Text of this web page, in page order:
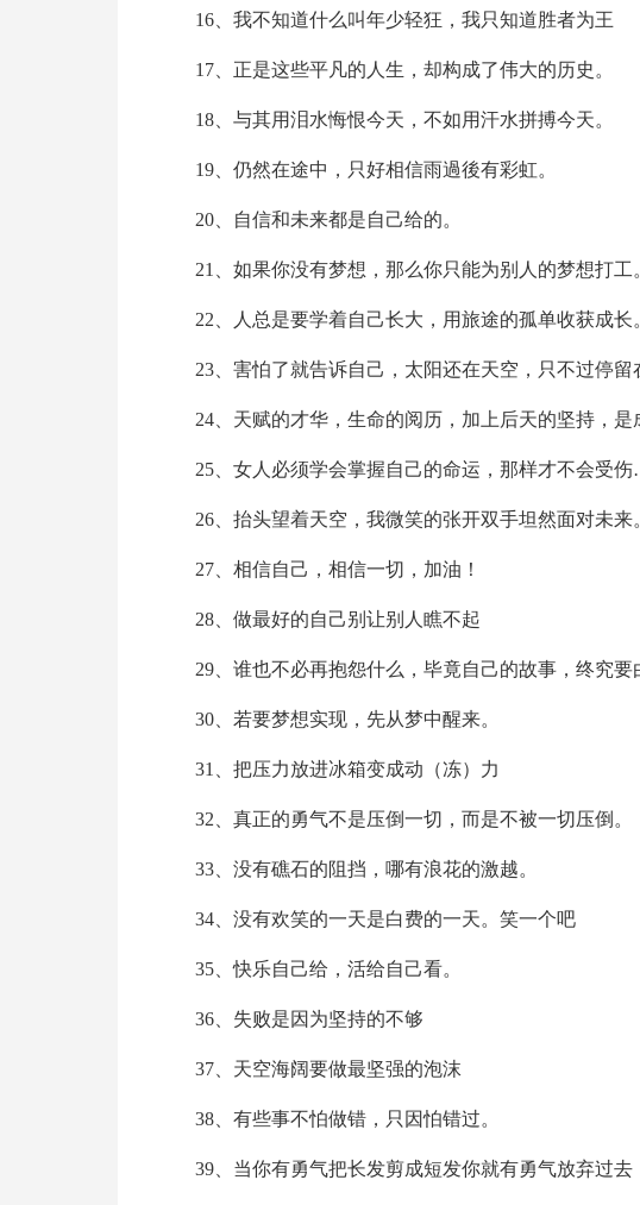
16、我不知道什么叫年少轻狂，我只知道胜者为王
17、正是这些平凡的人生，却构成了伟大的历史。
18、与其用泪水悔恨今天，不如用汗水拼搏今天。
19、仍然在途中，只好相信雨過後有彩虹。
20、自信和未来都是自己给的。
21、如果你没有梦想，那么你只能为别人的梦想打工。
22、人总是要学着自己长大，用旅途的孤单收获成长。
23、害怕了就告诉自己，太阳还在天空，只不过停留
24、天赋的才华，生命的阅历，加上后天的坚持，是
25、女人必须学会掌握自己的命运，那样才不会受
26、抬头望着天空，我微笑的张开双手坦然面对未来。
27、相信自己，相信一切，加油！
28、做最好的自己别让别人瞧不起
29、谁也不必再抱怨什么，毕竟自己的故事，终究要
30、若要梦想实现，先从梦中醒来。
31、把压力放进冰箱变成动（冻）力
32、真正的勇气不是压倒一切，而是不被一切压倒。
33、没有礁石的阻挡，哪有浪花的激越。
34、没有欢笑的一天是白费的一天。笑一个吧
35、快乐自己给，活给自己看。
36、失败是因为坚持的不够
37、天空海阔要做最坚强的泡沫
38、有些事不怕做错，只因怕错过。
39、当你有勇气把长发剪成短发你就有勇气放弃过去